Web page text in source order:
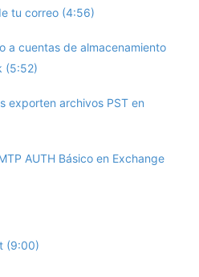
tu correo (4:56)
a cuentas de almacenamiento
(5:52)
exporten archivos PST en
AUTH Básico en Exchange
(9:00)